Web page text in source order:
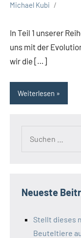
Michael Kubi
In Teil 1 unserer
uns mit der
wir die […]
Weiterlesen
Neueste
Stellt dieses
Beuteltiere